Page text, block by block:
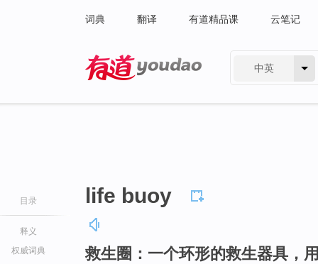
词典 翻译 有道精品课 云笔记
中英
目录
释义
权威词典
life buoy
救生圈：一个环形的救生器具，